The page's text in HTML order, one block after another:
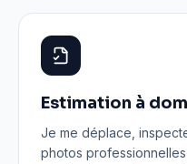
Estimation à
Je me déplace,
photos